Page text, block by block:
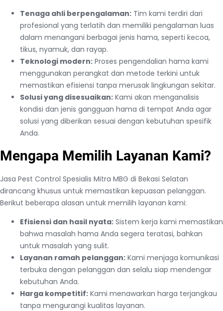
Tenaga ahli berpengalaman: Tim kami terdiri dari
profesional yang terlatih dan memiliki pengalaman luas
dalam menangani berbagai jenis hama, seperti kecoa,
tikus, nyamuk, dan rayap.
Teknologi modern: Proses pengendalian hama kami
menggunakan perangkat dan metode terkini untuk
memastikan efisiensi tanpa merusak lingkungan sekitar.
Solusi yang disesuaikan: Kami akan menganalisis
kondisi dan jenis gangguan hama di tempat Anda agar
solusi yang diberikan sesuai dengan kebutuhan spesifik
Anda.
Mengapa Memilih Layanan Kami?
Jasa Pest Control Spesialis Mitra MBG di Bekasi Selatan
dirancang khusus untuk memastikan kepuasan pelanggan.
Berikut beberapa alasan untuk memilih layanan kami:
Efisiensi dan hasil nyata: Sistem kerja kami memastikan
bahwa masalah hama Anda segera teratasi, bahkan
untuk masalah yang sulit.
Layanan ramah pelanggan: Kami menjaga komunikasi
terbuka dengan pelanggan dan selalu siap mendengar
kebutuhan Anda.
Harga kompetitif: Kami menawarkan harga terjangkau
tanpa mengurangi kualitas layanan.